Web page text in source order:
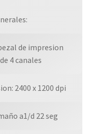
de impresion
4 canales
2400 x 1200 dpi
a1/d 22 seg